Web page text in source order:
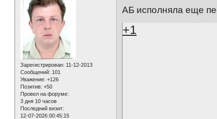
Зарегистрирован: 11-12-2013
Сообщений: 101
Уважение: +126
Позитив: +50
Провел на форуме:
3 дня 10 часов
Последний визит:
12-07-2026 00:45:15
АБ исполняла еще
+1